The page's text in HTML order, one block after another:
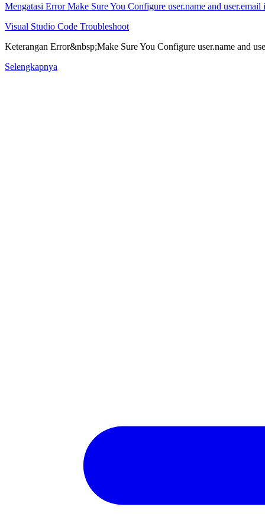
Mengatasi Error Make Sure You Configure user.name and
Visual Studio Code Troubleshoot
Keterangan Error&nbsp;Make Sure You Configure user.name and
Selengkapnya